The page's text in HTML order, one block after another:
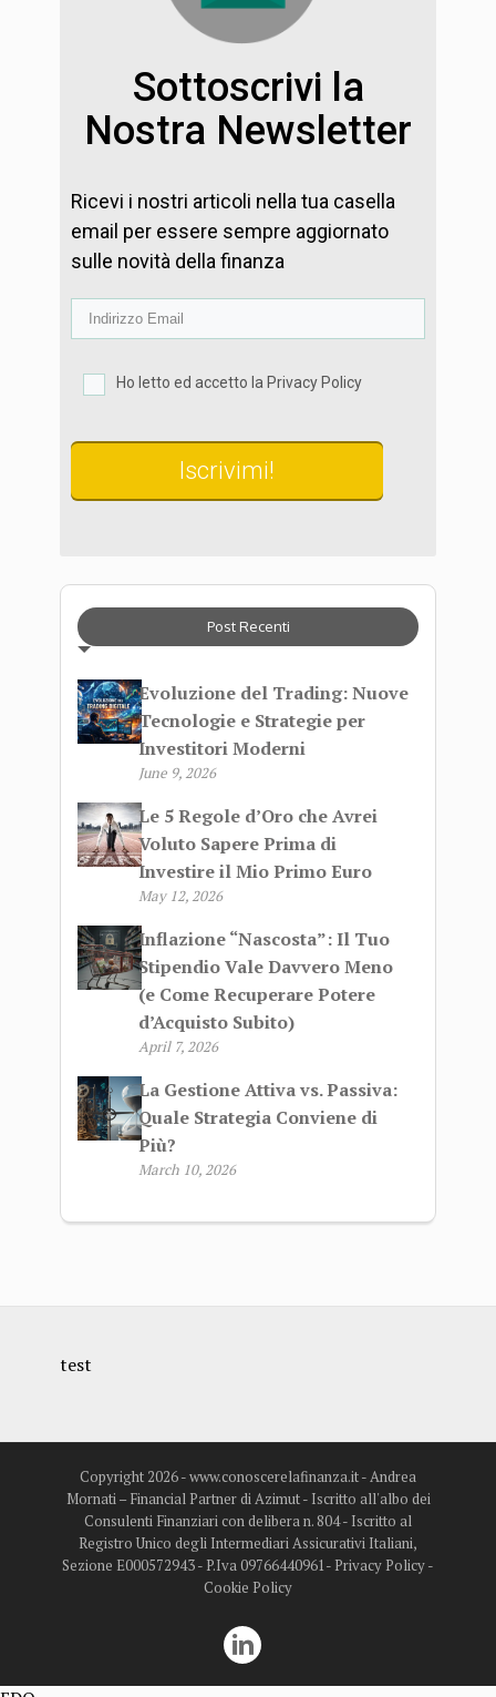
Sottoscrivi la
Nostra Newsletter
Ricevi i nostri articoli nella tua casella
email per essere sempre aggiornato
sulle novità della finanza
Ho letto ed accetto la Privacy Policy
Iscrivimi!
Post Recenti
Evoluzione del Trading: Nuove
Tecnologie e Strategie per
Investitori Moderni
June 9, 2026
Le 5 Regole d’Oro che Avrei
Voluto Sapere Prima di
Investire il Mio Primo Euro
May 12, 2026
Inflazione “Nascosta”: Il Tuo
Stipendio Vale Davvero Meno
(e Come Recuperare Potere
d’Acquisto Subito)
April 7, 2026
La Gestione Attiva vs. Passiva:
Quale Strategia Conviene di
Più?
March 10, 2026
test
Copyright 2026 - www.conoscerelafinanza.it - Andrea
Mornati – Financial Partner di Azimut - Iscritto all'albo dei
Consulenti Finanziari con delibera n. 804 - Iscritto al
Registro Unico degli Intermediari Assicurativi Italiani,
Sezione E000572943 - P.Iva 09766440961- Privacy Policy-
Cookie Policy
